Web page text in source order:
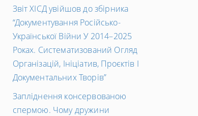
Звіт ХІСД увійшов до збірника
“Документування Російсько-
Української Війни У 2014–2025
Роках. Систематизований Огляд
Організацій, Ініціатив, Проєктів І
Документальних Творів”
Запліднення консервованою
спермою. Чому дружини